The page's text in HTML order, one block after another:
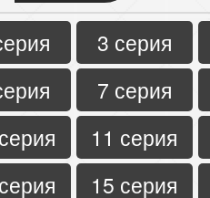
3 серия
7 серия
11 серия
15 серия